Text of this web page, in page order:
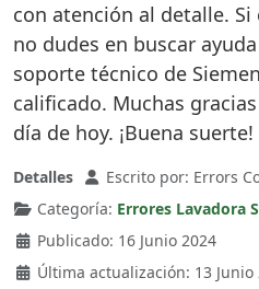
con atención al detalle.
no dudes en buscar
soporte técnico de
calificado. Muchas
día de hoy. ¡Buena suerte!
Detalles Escrito por: Errors
Categoría: Errores Lavadora
Publicado: 16 Junio 2024
Última actualización: 13 Junio